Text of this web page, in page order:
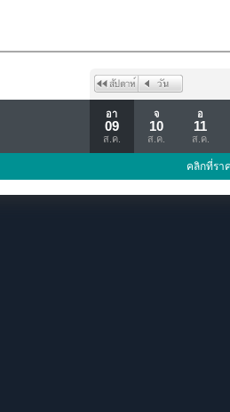
อา
09
ส.ค.
จ
10
ส.ค.
อ
11
ส.ค.
คลิกที่รา